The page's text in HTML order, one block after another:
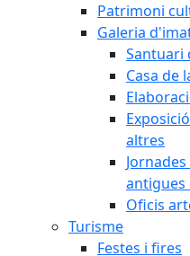
Patrimoni
Galeria
Santuari
Casa de
altres
antigues
Oficis
Turisme
Festes i fires